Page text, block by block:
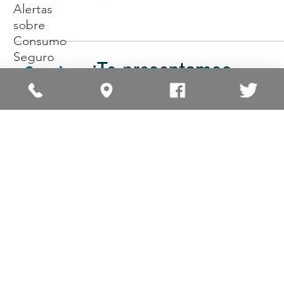
Alertas
sobre
Consumo
Seguro
Actividades
sobre
Consumo
¡Te presentamos
CRUZADA NUTRITIVA!